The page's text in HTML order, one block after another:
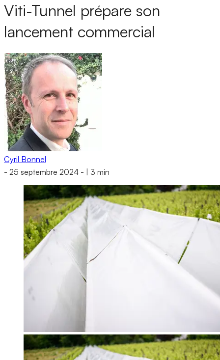
Viti-Tunnel prépare son
lancement commercial
Cyril Bonnel
- 25 septembre 2024 - 3 min